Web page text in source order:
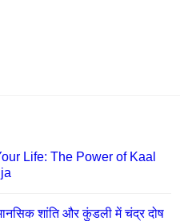
Life: The Power of Kaal
शांति और कुंडली में चंद्र दोष